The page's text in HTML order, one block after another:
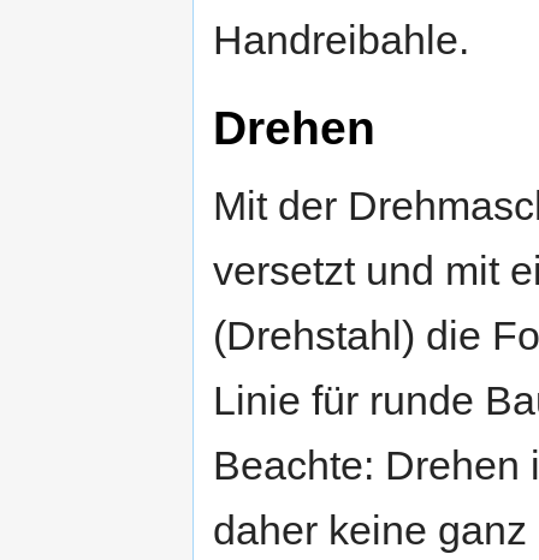
Handreibahle.
Drehen
Mit der
versetzt und mit
(Drehstahl) die
Linie für runde
Beachte: Drehen
daher keine